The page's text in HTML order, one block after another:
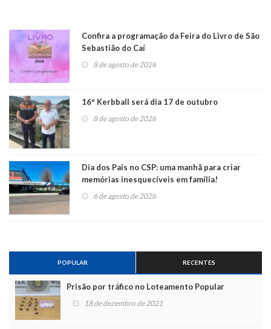
Confira a programação da Feira do Livro de São
Sebastião do Caí
8 de agosto de 2026
16° Kerbball será dia 17 de outubro
8 de agosto de 2026
Dia dos Pais no CSP: uma manhã para criar
memórias inesquecíveis em família!
6 de agosto de 2026
POPULAR RECENTES
Prisão por tráfico no Loteamento Popular
18 de dezembro de 2021